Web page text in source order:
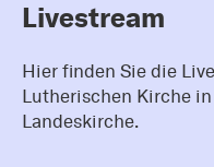
Livestream
Hier finden Sie die
Lutherischen Kirche
Landeskirche.